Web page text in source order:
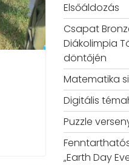
Elsőáldozás
Csapat
Diákolimpia
döntőjén
Matematika
Digitális
Puzzle
„Earth Day